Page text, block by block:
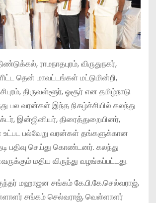
ராமநாதபுரம், விருதுநகர்,
தென் மாவட்டங்கள் மட்டுமின்றி,
திருவள்ளூர், ஓசூர் என தமிழ்நாடு
பல வரன்கள் இந்த நிகழ்ச்சியில் கலந்து
இன்ஜினியர், திரைத்துறையினர்,
உட்பட பல்வேறு வரன்கள் தங்களுக்கான
பதிவு செய்து கொண்டனர். கலந்து
மதிய விருந்து வழங்கப்பட்டது.
மஹாஜன சங்கம் கே.பி.கே.செல்வராஜ்,
சங்கம் செல்வராஜ், வெள்ளாளர்